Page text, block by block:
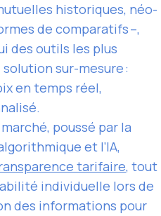
historiques, néo-
de comparatifs –,
des outils les plus
sur-mesure :
en temps réel,
poussé par la
et l’IA,
tarifaire, tout
individuelle lors de
des informations pour